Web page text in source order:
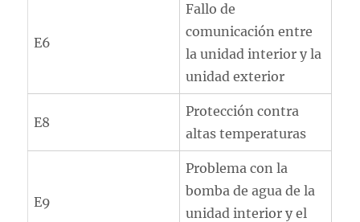
E6
Fallo de
comunicación entre
la unidad interior y la
unidad exterior
E8
Protección contra
altas temperaturas
E9
Problema con la
bomba de agua de la
unidad interior y el